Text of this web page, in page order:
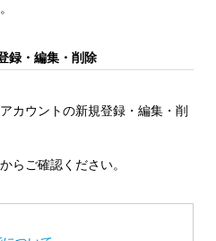
録・編集・削除
カウントの新規登録・編集・削
らご確認ください。